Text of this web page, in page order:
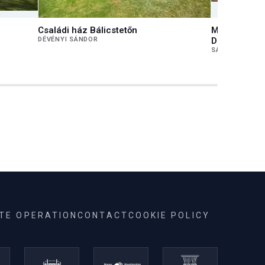
Családi ház Bálicstetőn
DÉVÉNYI SÁNDOR
Magyar
SÁROS
OPERATIONCONTACTCOOKIE POLICY